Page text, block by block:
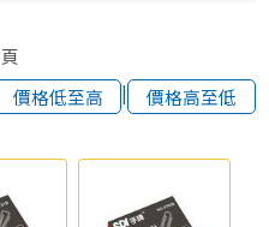
頁
價格低至高 | 價格高至低